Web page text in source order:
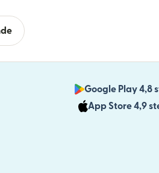
Google Play 4,8
App Store 4,9